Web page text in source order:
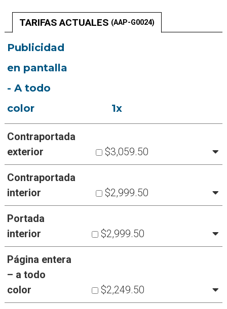
TARIFAS ACTUALES (AAP-G0024)
Publicidad
en pantalla
- A todo
color
1x
Contraportada
exterior
$3,059.50
Contraportada
interior
$2,999.50
Portada
interior
$2,999.50
Página entera
– a todo
color
$2,249.50